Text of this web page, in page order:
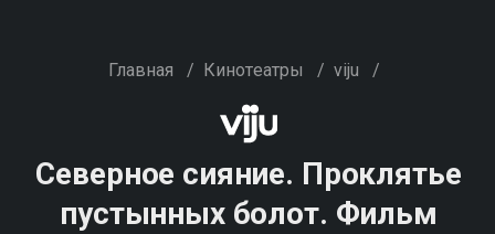
Главная / Кинотеатры / viju /
Северное сияние. Проклятье
пустынных болот. Фильм